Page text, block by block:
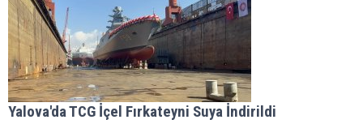
Yalova'da TCG İçel Fırkateyni Suya İndirildi